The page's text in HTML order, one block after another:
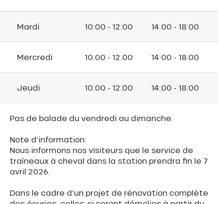
Mardi 10:00 - 12:00 14:00 - 18:00
Mercredi 10:00 - 12:00 14:00 - 18:00
Jeudi 10:00 - 12:00 14:00 - 18:00
Pas de balade du vendredi au dimanche.
Note d’information:
Nous informons nos visiteurs que le service de
traîneaux à cheval dans la station prendra fin le 7
avril 2026.
Dans le cadre d’un projet de rénovation complète